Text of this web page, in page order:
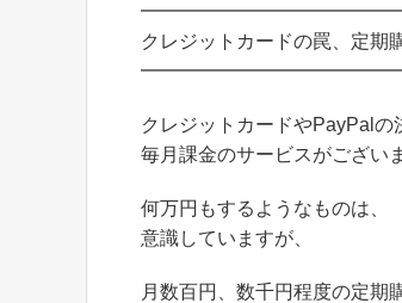
クレジットカードの罠、定期
クレジットカードやPayPalの
毎月課金のサービスがござい
何万円もするようなものは、
意識していますが、
月数百円、数千円程度の定期